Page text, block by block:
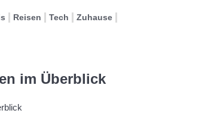
Reisen Tech Zuhause
im Überblick